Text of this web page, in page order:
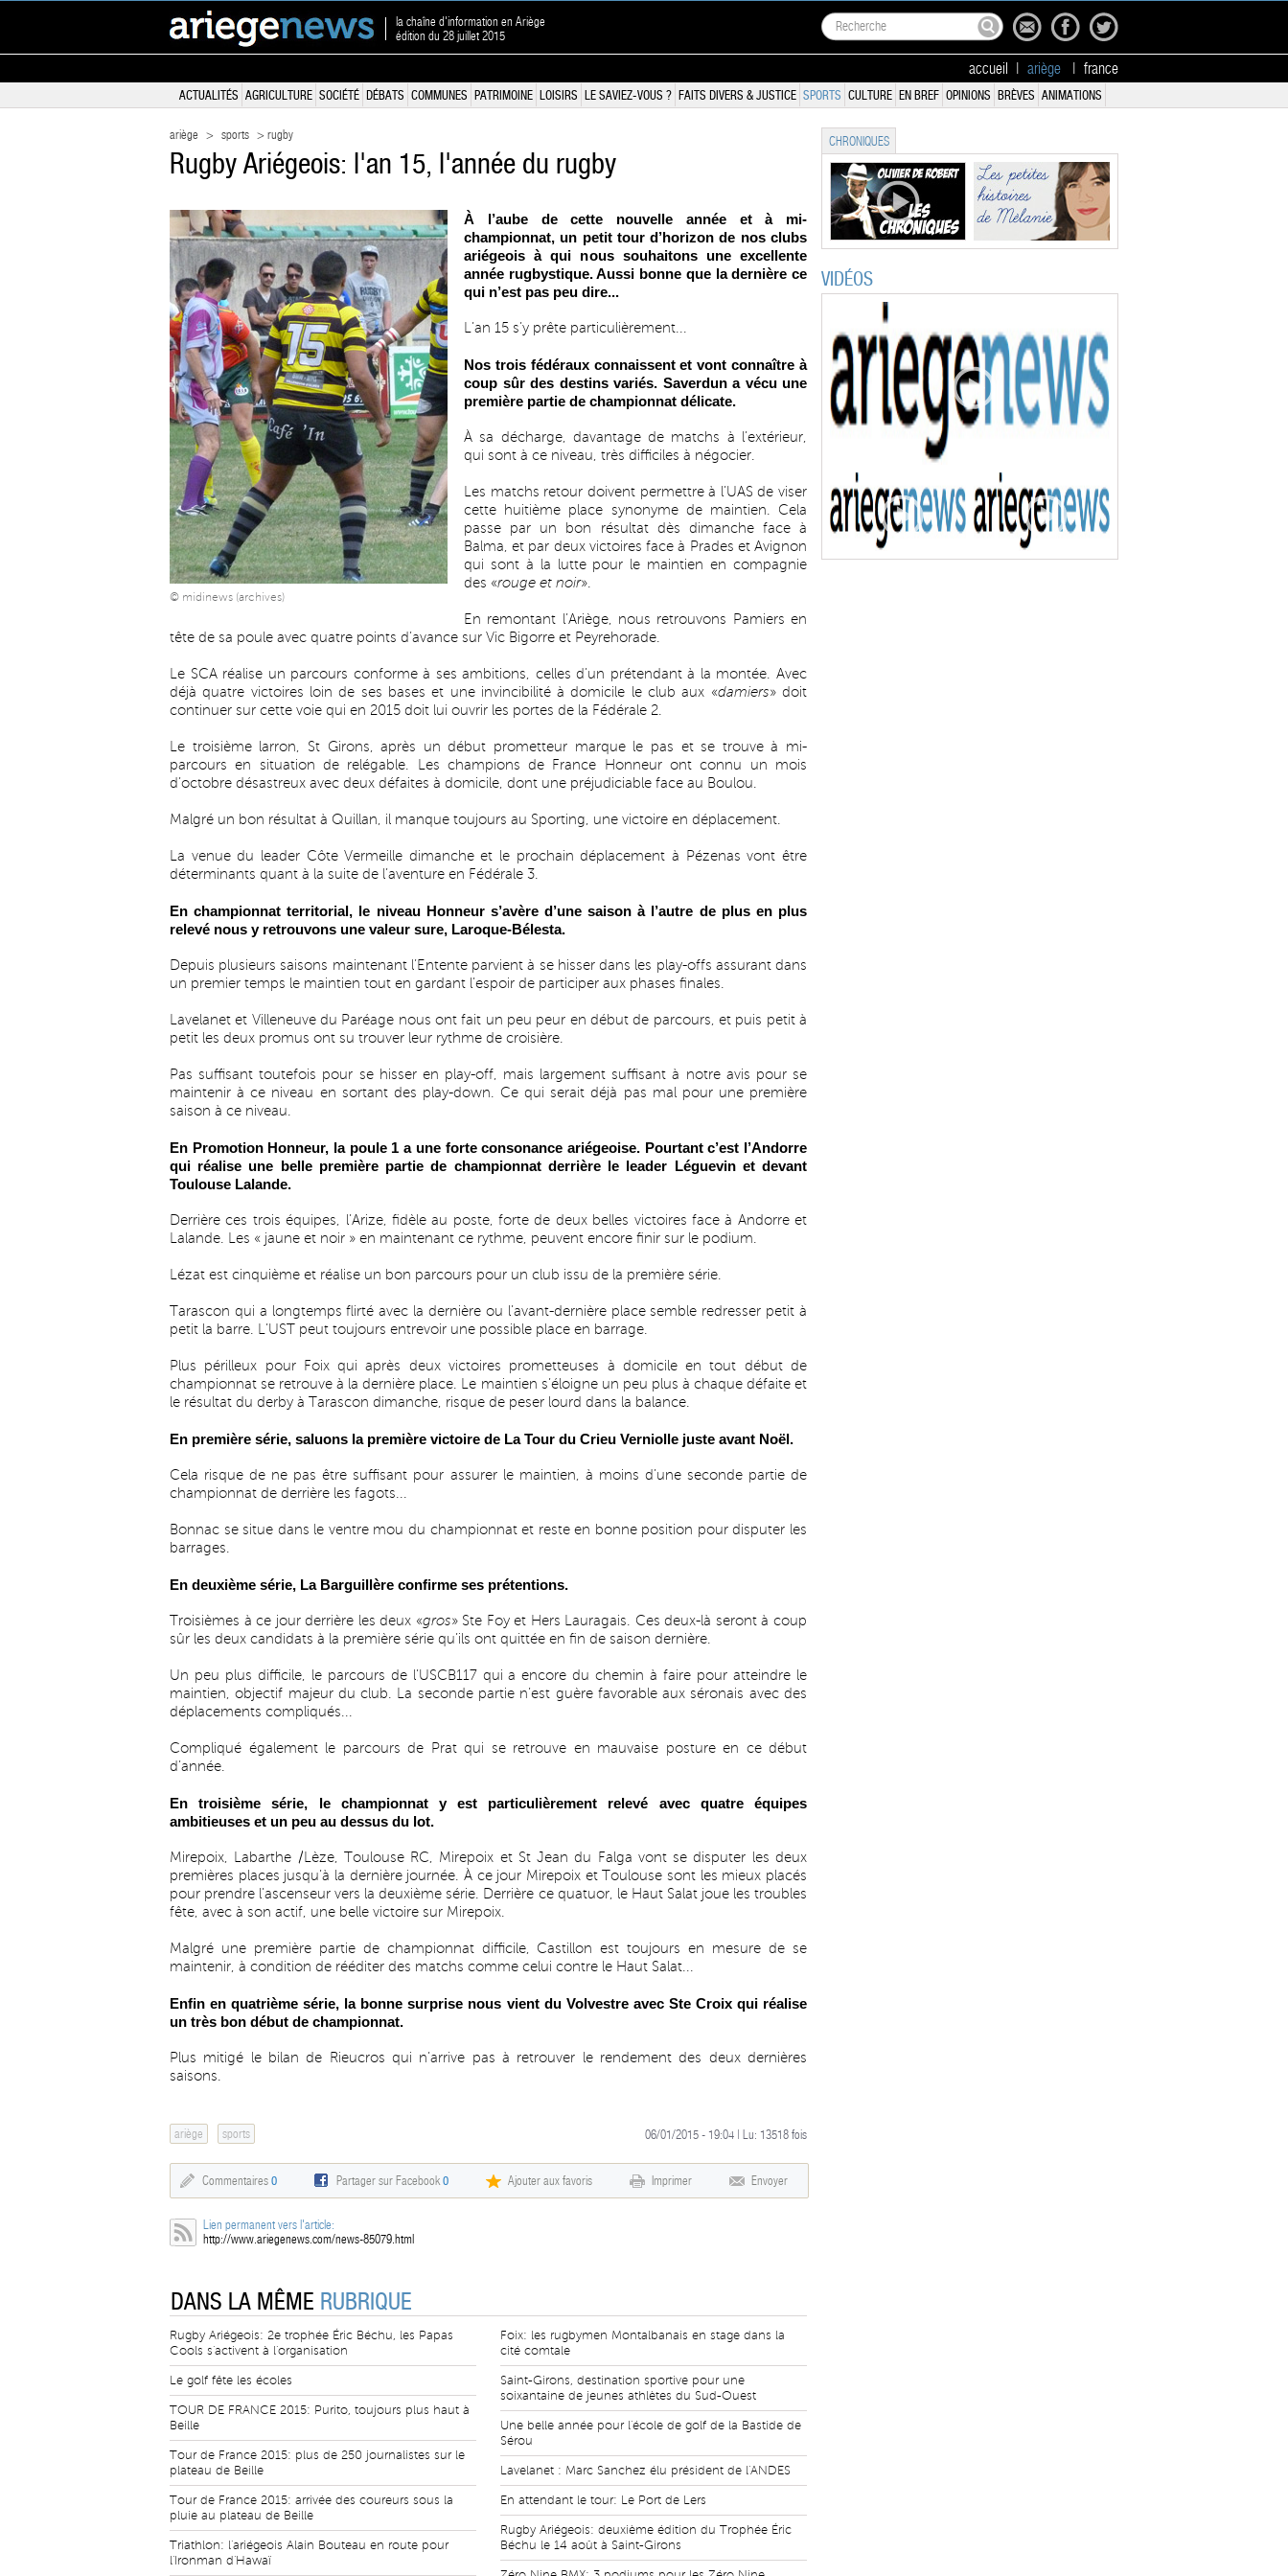
la chaîne d'information en Ariège
édition du 28 juillet 2015
accueil ariège france
ACTUALITÉS AGRICULTURE SOCIÉTÉ DÉBATS COMMUNES PATRIMOINE LOISIRS LE SAVIEZ-VOUS ? FAITS DIVERS & JUSTICE SPORTS CULTURE EN BREF OPINIONS BRÈVES ANIMATIONS
ariège > sports > rugby
Rugby Ariégeois: l'an 15, l'année du rugby
© midinews (archives)
À l’aube de cette nouvelle année et à mi-
championnat, un petit tour d’horizon de nos clubs
ariégeois à qui nous souhaitons une excellente
année rugbystique. Aussi bonne que la dernière ce
qui n’est pas peu dire...
L’an 15 s’y prête particulièrement...
Nos trois fédéraux connaissent et vont connaître à
coup sûr des destins variés. Saverdun a vécu une
première partie de championnat délicate.
À sa décharge, davantage de matchs à l’extérieur,
qui sont à ce niveau, très difficiles à négocier.
Les matchs retour doivent permettre à l’UAS de viser
cette huitième place synonyme de maintien. Cela
passe par un bon résultat dès dimanche face à
Balma, et par deux victoires face à Prades et Avignon
qui sont à la lutte pour le maintien en compagnie
des «rouge et noir».
En remontant l’Ariège, nous retrouvons Pamiers en
tête de sa poule avec quatre points d’avance sur Vic Bigorre et Peyrehorade.
Le SCA réalise un parcours conforme à ses ambitions, celles d’un prétendant à la montée. Avec
déjà quatre victoires loin de ses bases et une invincibilité à domicile le club aux «damiers» doit
continuer sur cette voie qui en 2015 doit lui ouvrir les portes de la Fédérale 2.
Le troisième larron, St Girons, après un début prometteur marque le pas et se trouve à mi-
parcours en situation de relégable. Les champions de France Honneur ont connu un mois
d’octobre désastreux avec deux défaites à domicile, dont une préjudiciable face au Boulou.
Malgré un bon résultat à Quillan, il manque toujours au Sporting, une victoire en déplacement.
La venue du leader Côte Vermeille dimanche et le prochain déplacement à Pézenas vont être
déterminants quant à la suite de l’aventure en Fédérale 3.
En championnat territorial, le niveau Honneur s’avère d’une saison à l’autre de plus en plus
relevé nous y retrouvons une valeur sure, Laroque-Bélesta.
Depuis plusieurs saisons maintenant l’Entente parvient à se hisser dans les play-offs assurant dans
un premier temps le maintien tout en gardant l’espoir de participer aux phases finales.
Lavelanet et Villeneuve du Paréage nous ont fait un peu peur en début de parcours, et puis petit à
petit les deux promus ont su trouver leur rythme de croisière.
Pas suffisant toutefois pour se hisser en play-off, mais largement suffisant à notre avis pour se
maintenir à ce niveau en sortant des play-down. Ce qui serait déjà pas mal pour une première
saison à ce niveau.
En Promotion Honneur, la poule 1 a une forte consonance ariégeoise. Pourtant c’est l’Andorre
qui réalise une belle première partie de championnat derrière le leader Léguevin et devant
Toulouse Lalande.
Derrière ces trois équipes, l’Arize, fidèle au poste, forte de deux belles victoires face à Andorre et
Lalande. Les « jaune et noir » en maintenant ce rythme, peuvent encore finir sur le podium.
Lézat est cinquième et réalise un bon parcours pour un club issu de la première série.
Tarascon qui a longtemps flirté avec la dernière ou l’avant-dernière place semble redresser petit à
petit la barre. L’UST peut toujours entrevoir une possible place en barrage.
Plus périlleux pour Foix qui après deux victoires prometteuses à domicile en tout début de
championnat se retrouve à la dernière place. Le maintien s’éloigne un peu plus à chaque défaite et
le résultat du derby à Tarascon dimanche, risque de peser lourd dans la balance.
En première série, saluons la première victoire de La Tour du Crieu Verniolle juste avant Noël.
Cela risque de ne pas être suffisant pour assurer le maintien, à moins d’une seconde partie de
championnat de derrière les fagots...
Bonnac se situe dans le ventre mou du championnat et reste en bonne position pour disputer les
barrages.
En deuxième série, La Barguillère confirme ses prétentions.
Troisièmes à ce jour derrière les deux «gros» Ste Foy et Hers Lauragais. Ces deux-là seront à coup
sûr les deux candidats à la première série qu’ils ont quittée en fin de saison dernière.
Un peu plus difficile, le parcours de l’USCB117 qui a encore du chemin à faire pour atteindre le
maintien, objectif majeur du club. La seconde partie n’est guère favorable aux séronais avec des
déplacements compliqués...
Compliqué également le parcours de Prat qui se retrouve en mauvaise posture en ce début
d’année.
En troisième série, le championnat y est particulièrement relevé avec quatre équipes
ambitieuses et un peu au dessus du lot.
Mirepoix, Labarthe /Lèze, Toulouse RC, Mirepoix et St Jean du Falga vont se disputer les deux
premières places jusqu’à la dernière journée. À ce jour Mirepoix et Toulouse sont les mieux placés
pour prendre l’ascenseur vers la deuxième série. Derrière ce quatuor, le Haut Salat joue les troubles
fête, avec à son actif, une belle victoire sur Mirepoix.
Malgré une première partie de championnat difficile, Castillon est toujours en mesure de se
maintenir, à condition de rééditer des matchs comme celui contre le Haut Salat...
Enfin en quatrième série, la bonne surprise nous vient du Volvestre avec Ste Croix qui réalise
un très bon début de championnat.
Plus mitigé le bilan de Rieucros qui n’arrive pas à retrouver le rendement des deux dernières
saisons.
ariège sports 06/01/2015 - 19:04 | Lu: 13518 fois
Commentaires 0 Partager sur Facebook0 Ajouter aux favoris Imprimer Envoyer
Lien permanent vers l'article:
http://www.ariegenews.com/news-85079.html
DANS LA MÊME RUBRIQUE
Rugby Ariégeois: 2e trophée Éric Béchu, les Papas
Cools s'activent à l'organisation
Le golf fête les écoles
TOUR DE FRANCE 2015: Purito, toujours plus haut à
Beille
Tour de France 2015: plus de 250 journalistes sur le
plateau de Beille
Tour de France 2015: arrivée des coureurs sous la
pluie au plateau de Beille
Triathlon: l'ariégeois Alain Bouteau en route pour
l'Ironman d'Hawaï
Foix: les rugbymen Montalbanais en stage dans la
cité comtale
Saint-Girons, destination sportive pour une
soixantaine de jeunes athlètes du Sud-Ouest
Une belle année pour l'école de golf de la Bastide de
Sérou
Lavelanet : Marc Sanchez élu président de l'ANDES
En attendant le tour: Le Port de Lers
Rugby Ariégeois: deuxième édition du Trophée Éric
Béchu le 14 août à Saint-Girons
CHRONIQUES
VIDÉOS